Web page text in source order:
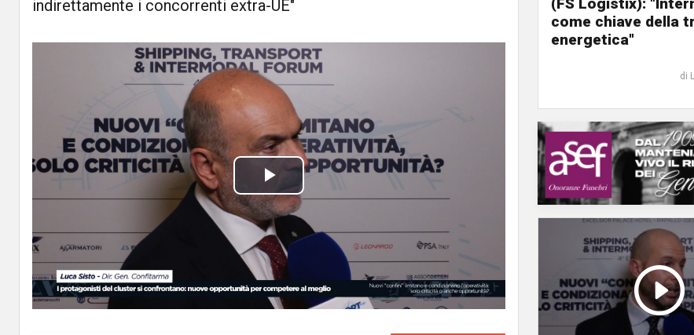
indirettamente i concorrenti extra-UE"
P
l
a
y
come chiave della
energetica"
di